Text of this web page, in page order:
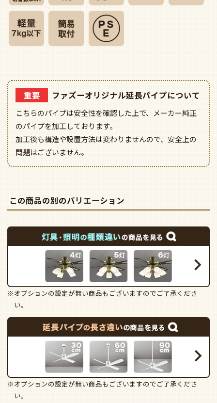
重要 ファズーオリジナル延長パイプについて
こちらのパイプは安全性を確認した上で、メーカー純正
のパイプを加工しております。
加工後も構造や設置方法は変わりませんので、安全上の
問題はございません。
この商品の別のバリエーション
※オプションの設定が無い商品もございますのでご了承くださ
い。
※オプションの設定が無い商品もございますのでご了承くださ
い。